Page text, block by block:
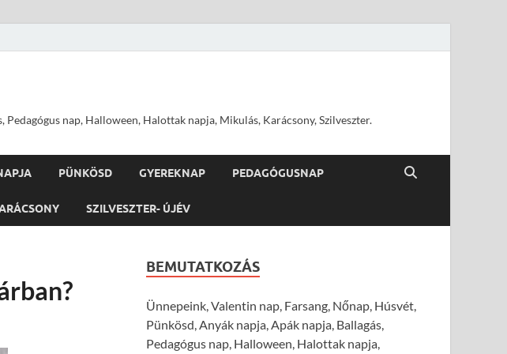
nap, Halloween, Halottak napja, Mikulás, Karácsony, Szilveszter.
PÜNKÖSD GYEREKNAP PEDAGÓGUSNAP
SZILVESZTER- ÚJÉV
BEMUTATKOZÁS
Ünnepeink, Valentin nap, Farsang, Nőnap, Húsvét,
Pünkösd, Anyák napja, Apák napja, Ballagás,
Pedagógus nap, Halloween, Halottak napja,